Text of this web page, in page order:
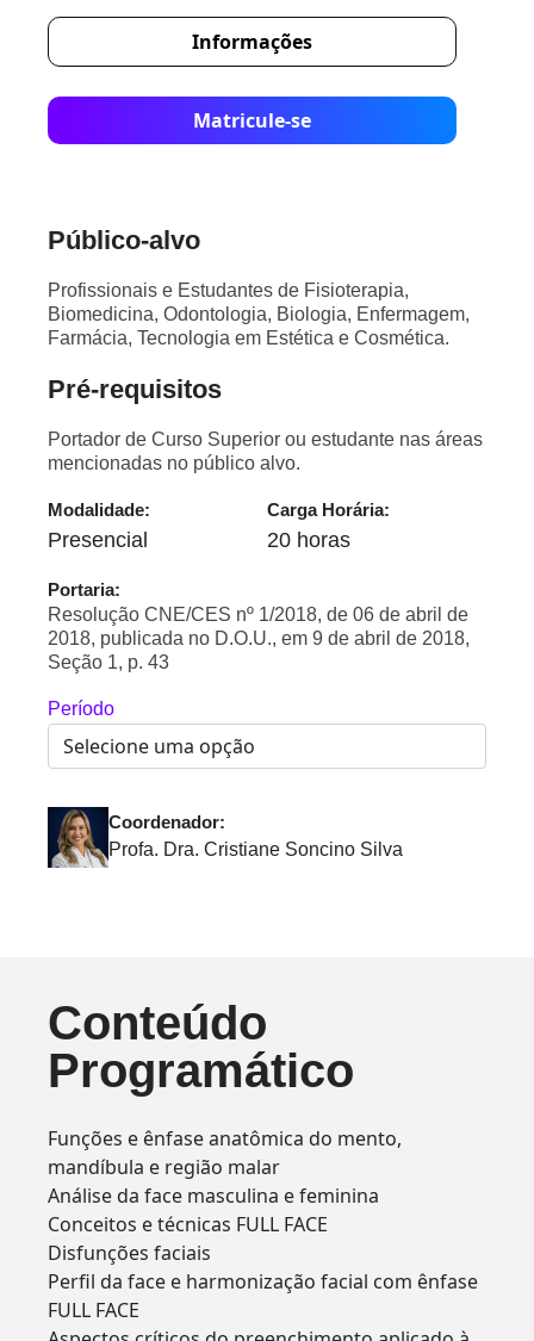
Informações
Matricule-se
Público-alvo
Profissionais e Estudantes de Fisioterapia,
Biomedicina, Odontologia, Biologia, Enfermagem,
Farmácia, Tecnologia em Estética e Cosmética.
Pré-requisitos
Portador de Curso Superior ou estudante nas áreas
mencionadas no público alvo.
Modalidade:
Presencial
Carga Horária:
20 horas
Portaria:
Resolução CNE/CES nº 1/2018, de 06 de abril de
2018, publicada no D.O.U., em 9 de abril de 2018,
Seção 1, p. 43
Período
Coordenador:
Profa. Dra. Cristiane Soncino Silva
Conteúdo
Programático
Funções e ênfase anatômica do mento,
mandíbula e região malar
Análise da face masculina e feminina
Conceitos e técnicas FULL FACE
Disfunções faciais
Perfil da face e harmonização facial com ênfase
FULL FACE